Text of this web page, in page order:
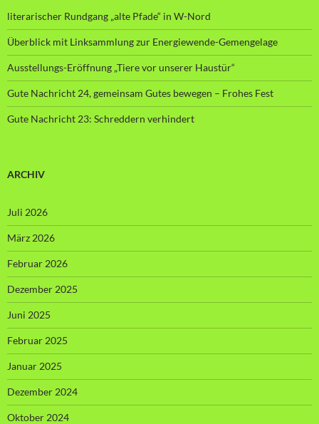
literarischer Rundgang „alte Pfade“ in W-Nord
Überblick mit Linksammlung zur Energiewende-Gemengelage
Ausstellungs-Eröffnung „Tiere vor unserer Haustür“
Gute Nachricht 24, gemeinsam Gutes bewegen – Frohes Fest
Gute Nachricht 23: Schreddern verhindert
ARCHIV
Juli 2026
März 2026
Februar 2026
Dezember 2025
Juni 2025
Februar 2025
Januar 2025
Dezember 2024
Oktober 2024